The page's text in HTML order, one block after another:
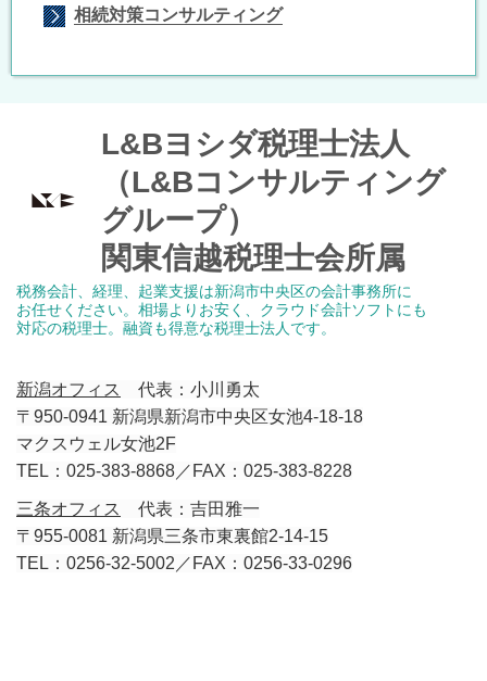
相続対策コンサルティング
L&Bヨシダ税理士法人
（L&Bコンサルティング
グループ）
関東信越税理士会所属
税務会計、経理、起業支援は新潟市中央区の会計事務所に
お任せください。 相場よりお安く、クラウド会計ソフトにも
対応の税理士。 融資も得意な税理士法人です。
新潟オフィス
代表：小川勇太
〒950-0941 新潟県新潟市中央区女池4-18-18
マクスウェル女池2F
TEL：025-383-8868／FAX：025-383-8228
三条オフィス
代表：吉田雅一
〒955-0081 新潟県三条市東裏館2-14-15
TEL：0256-32-5002／FAX：0256-33-0296